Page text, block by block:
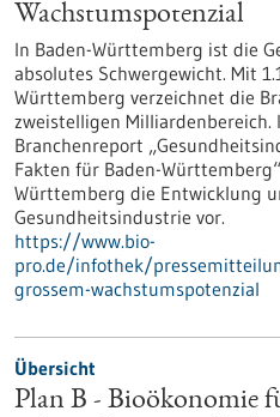
Wachstumspotenzial
In Baden-Württemberg ist die
absolutes Schwergewicht. Mit
Württemberg verzeichnet die
zweistelligen
Branchenreport
Fakten für Baden-
Württemberg die Entwicklung
Gesundheitsindustrie vor.
https://www.bio-
pro.de/infothek/
grossem-wachstumspotenzial
Übersicht
Plan B - Bioökonomie